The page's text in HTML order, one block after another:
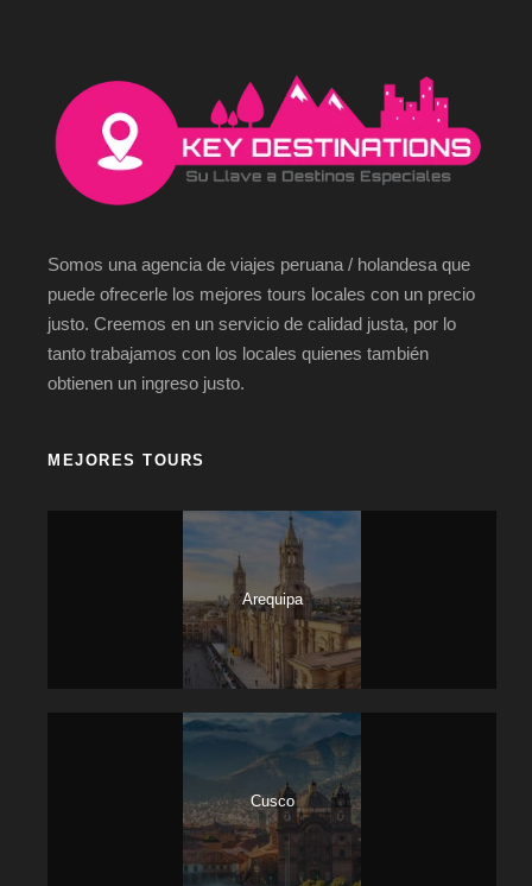
Somos una agencia de viajes peruana / holandesa que
puede ofrecerle los mejores tours locales con un precio
justo. Creemos en un servicio de calidad justa, por lo
tanto trabajamos con los locales quienes también
obtienen un ingreso justo.
MEJORES TOURS
Arequipa
Cusco